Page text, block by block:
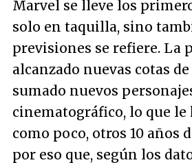
Marvel se lleve los
solo en taquilla, sino
previsiones se refiere. La
alcanzado nuevas cotas
sumado nuevos
cinematográfico, lo que le
como poco, otros 10 años
por eso que, según los